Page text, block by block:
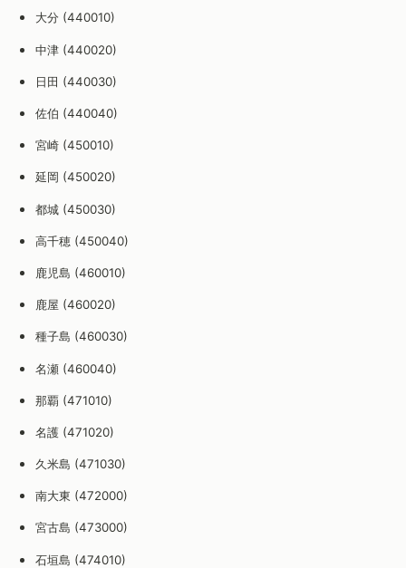
大分 (440010)
中津 (440020)
日田 (440030)
佐伯 (440040)
宮崎 (450010)
延岡 (450020)
都城 (450030)
高千穂 (450040)
鹿児島 (460010)
鹿屋 (460020)
種子島 (460030)
名瀬 (460040)
那覇 (471010)
名護 (471020)
久米島 (471030)
南大東 (472000)
宮古島 (473000)
石垣島 (474010)